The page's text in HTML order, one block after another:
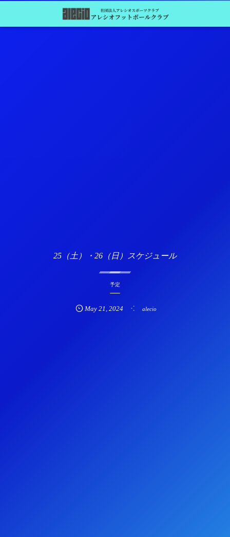
25（土）・26（日）スケジュール
予定
May 21 2024 alecio